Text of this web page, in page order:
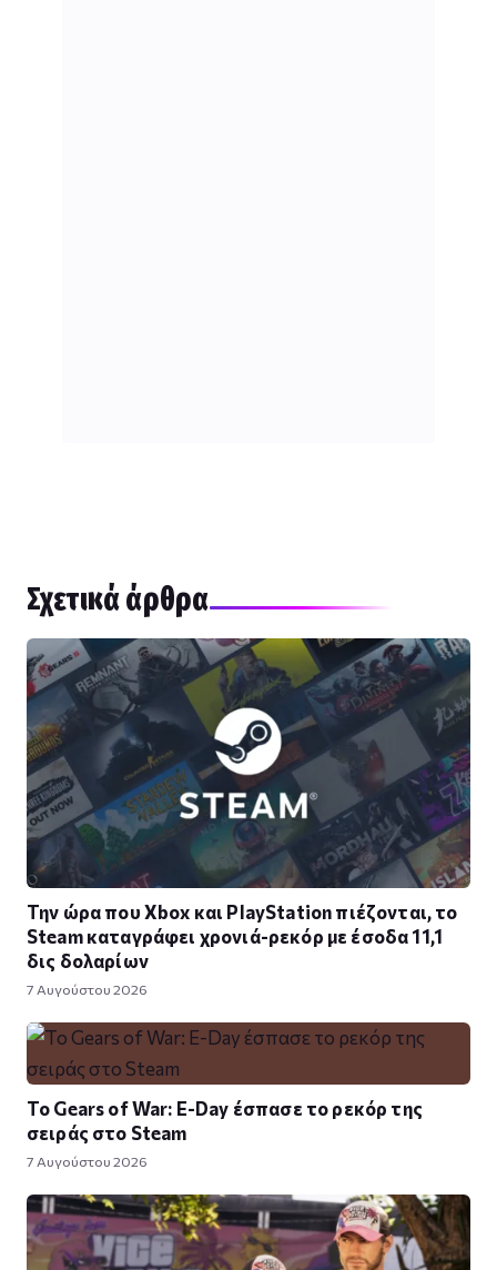
Σχετικά άρθρα
Την ώρα που Xbox και PlayStation πιέζονται, το
Steam καταγράφει χρονιά-ρεκόρ με έσοδα 11,1
δις δολαρίων
7 Αυγούστου 2026
Το Gears of War: E-Day έσπασε το ρεκόρ της
σειράς στο Steam
7 Αυγούστου 2026